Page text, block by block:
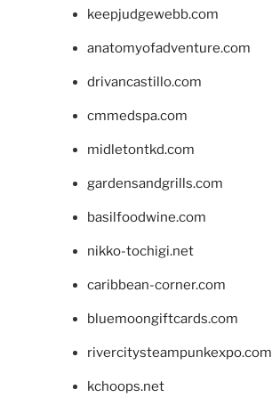
keepjudgewebb.com
anatomyofadventure.com
drivancastillo.com
cmmedspa.com
midletontkd.com
gardensandgrills.com
basilfoodwine.com
nikko-tochigi.net
caribbean-corner.com
bluemoongiftcards.com
rivercitysteampunkexpo.com
kchoops.net